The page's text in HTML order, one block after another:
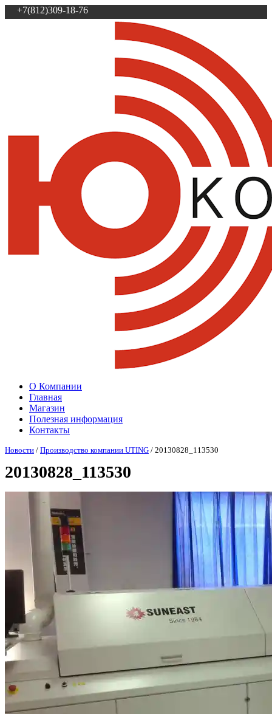
+7(812)309-18-76
О Компании
Главная
Магазин
Полезная информация
Контакты
Новости / Производство компании UTING / 20130828_113530
20130828_113530